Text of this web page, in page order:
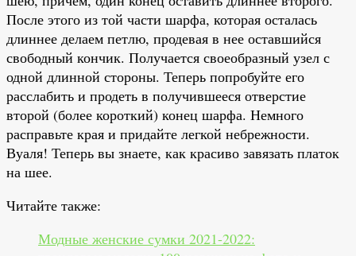
После этого из той части шарфа, которая осталась
длиннее делаем петлю, продевая в нее оставшийся
свободный кончик. Получается своеобразный узел с
одной длинной стороны. Теперь попробуйте его
расслабить и продеть в получившееся отверстие
второй (более короткий) конец шарфа. Немного
расправьте края и придайте легкой небрежности.
Вуаля! Теперь вы знаете, как красиво завязать платок
на шее.
Читайте также:
Модные женские сумки 2021-2022: